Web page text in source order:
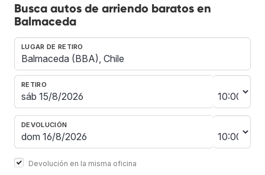
Busca autos de arriendo baratos en
Balmaceda
LUGAR DE RETIRO
RETIRO
DEVOLUCIÓN
Devolución en la misma oficina